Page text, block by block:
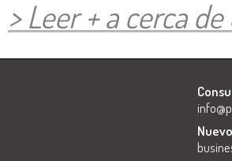
> Leer + a cerca